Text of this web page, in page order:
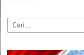
Cari
untuk: